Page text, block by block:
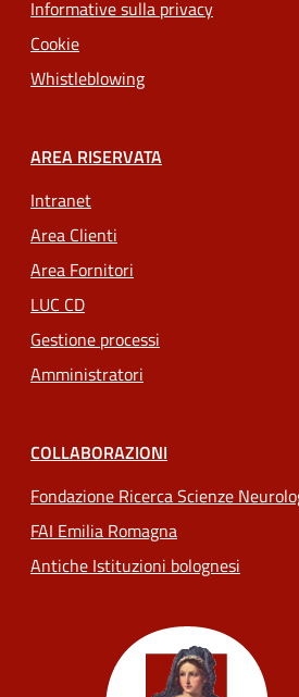
Informative sulla privacy
Cookie
Whistleblowing
AREA RISERVATA
Intranet
Area Clienti
Area Fornitori
LUC CD
Gestione processi
Amministratori
COLLABORAZIONI
Fondazione Ricerca Scienze
FAI Emilia Romagna
Antiche Istituzioni bolognesi